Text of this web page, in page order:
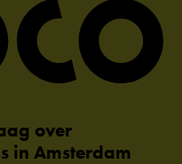
over
in Amsterdam